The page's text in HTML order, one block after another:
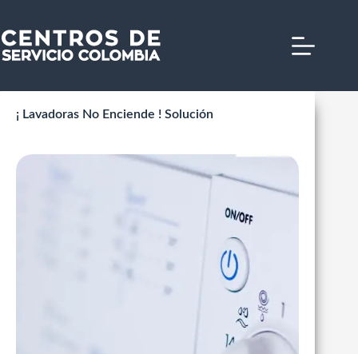
contenido
¡ Lavadoras No Enciende ! Solución